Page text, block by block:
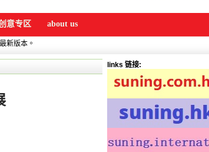
意专区 about us
新版本。
links 链接: